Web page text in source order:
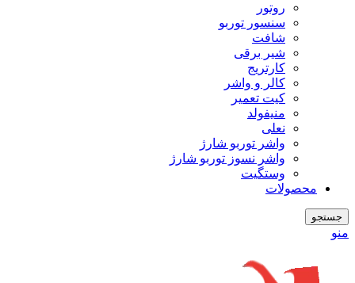
روتور
سنسور توربو
شافت
شیر برقی
کارتریج
کالر و واشر
کیت تعمیر
منیفولد
نعلی
واشر توربو شارژ
واشر نسوز توربو شارژ
وستگیت
محصولات
جستجو
منو